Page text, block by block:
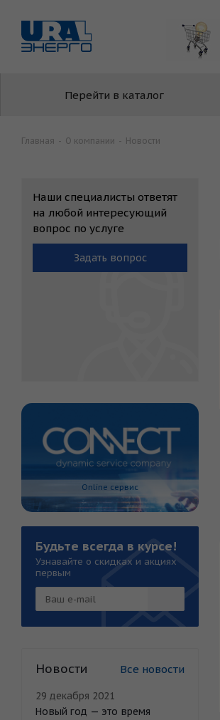
Перейти в каталог
Главная - О компании - Новости
Наши специалисты ответят
на любой интересующий
вопрос по услуге
Задать вопрос
Online сервис
Будьте всегда в курсе!
Узнавайте о скидках и акциях
первым
Новости Все новости
29 декабря 2021
Новый год — это время